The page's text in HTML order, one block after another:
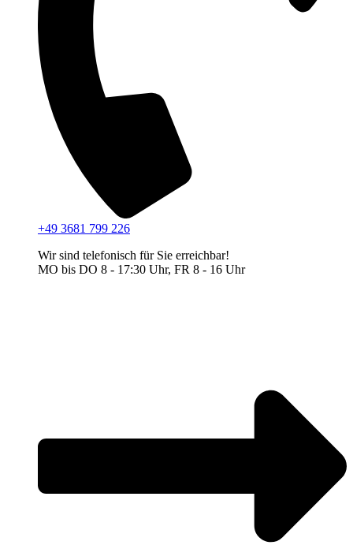
+49 3681 799 226
Wir sind telefonisch für Sie erreichbar!
MO bis DO 8 - 17:30 Uhr, FR 8 - 16 Uhr